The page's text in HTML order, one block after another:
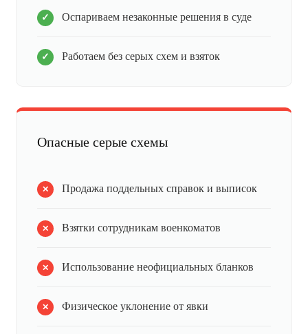
Оспариваем незаконные решения в суде
Работаем без серых схем и взяток
Опасные серые схемы
Продажа поддельных справок и выписок
Взятки сотрудникам военкоматов
Использование неофициальных бланков
Физическое уклонение от явки